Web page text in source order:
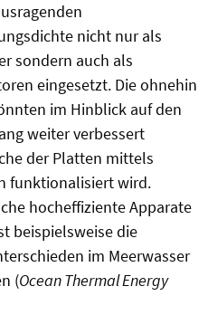
nicht nur als
sondern auch als
eingesetzt. Die ohnehin
im Hinblick auf den
weiter verbessert
der Platten mittels
funktionalisiert wird.
hocheffiziente Apparate
beispielsweise die
im Meerwasser
(Ocean Thermal Energy